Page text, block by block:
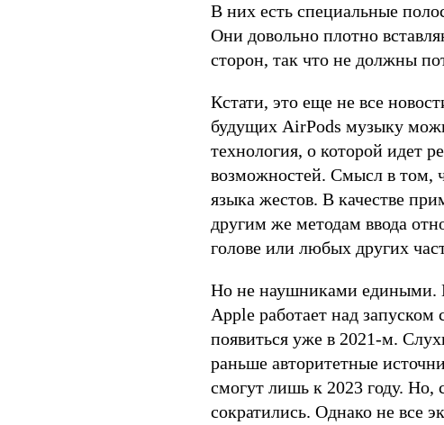
В них есть специальные
Они довольно плотно
сторон, так что не должны
Кстати, это еще не все
будущих AirPods музыку
технология, о которой идет
возможностей. Смысл в том,
языка жестов. В качестве
другим же методам ввода
голове или любых других
Но не наушниками едиными.
Apple работает над запуском
появиться уже в 2021-м.
раньше авторитетные
смогут лишь к 2023 году.
сократились. Однако не все